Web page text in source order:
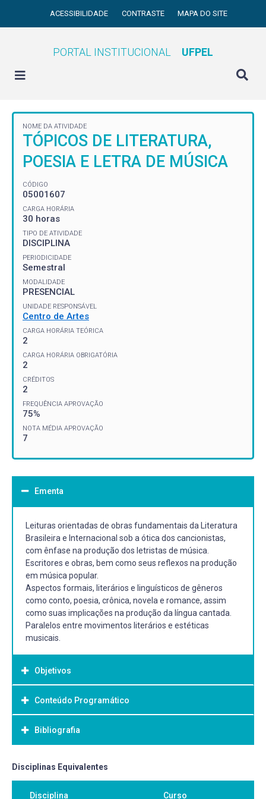
ACESSIBILIDADE CONTRASTE MAPA DO SITE
PORTAL INSTITUCIONAL UFPEL
NOME DA ATIVIDADE
TÓPICOS DE LITERATURA,
POESIA E LETRA DE MÚSICA
CÓDIGO
05001607
CARGA HORÁRIA
30 horas
TIPO DE ATIVIDADE
DISCIPLINA
PERIODICIDADE
Semestral
MODALIDADE
PRESENCIAL
UNIDADE RESPONSÁVEL
Centro de Artes
CARGA HORÁRIA TEÓRICA
2
CARGA HORÁRIA OBRIGATÓRIA
2
CRÉDITOS
2
FREQUÊNCIA APROVAÇÃO
75%
NOTA MÉDIA APROVAÇÃO
7
Ementa
Leituras orientadas de obras fundamentais da Literatura
Brasileira e Internacional sob a ótica dos cancionistas,
com ênfase na produção dos letristas de música.
Escritores e obras, bem como seus reflexos na produção
em música popular.
Aspectos formais, literários e linguísticos de gêneros
como conto, poesia, crônica, novela e romance, assim
como suas implicações na produção da língua cantada.
Paralelos entre movimentos literários e estéticas
musicais.
Objetivos
Objetivo Geral:
Promover leituras orientadas na interface entre Literatura
e Música Popular, possibilitando a compreensão da
ideias.
Abordar repertórios de obras literárias fundantes do
Conteúdo Programático
Bibliografia
Bibliografia Básica:
CAMPOS, Haroldo de. A arte no horizonte do provável e
outros ensaios. São Paulo: Perspectiva, 2010. 233 p.
Disciplinas Equivalentes
Disciplina Curso